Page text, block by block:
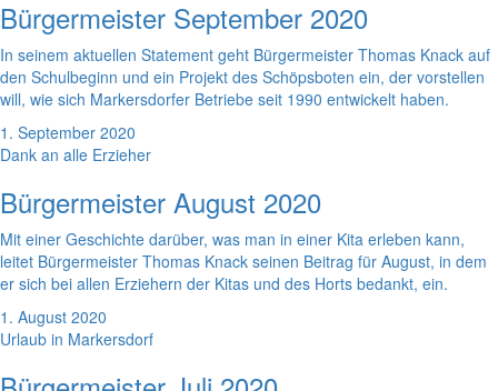
Bürgermeister September 2020
In seinem aktuellen Statement geht Bürgermeister Thomas Knack auf
den Schulbeginn und ein Projekt des Schöpsboten ein, der vorstellen
will, wie sich Markersdorfer Betriebe seit 1990 entwickelt haben.
1. September 2020
Dank an alle Erzieher
Bürgermeister August 2020
Mit einer Geschichte darüber, was man in einer Kita erleben kann,
leitet Bürgermeister Thomas Knack seinen Beitrag für August, in dem
er sich bei allen Erziehern der Kitas und des Horts bedankt, ein.
1. August 2020
Urlaub in Markersdorf